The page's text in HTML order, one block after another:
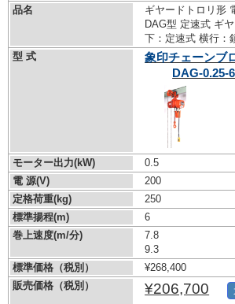
品名
ギヤードトロリ形
DAG型 定速式 ギ
下：定速式 横行：
型 式
象印チェーンブ
DAG-0.25-6
モーター出力(kW)
0.5
電 源(V)
200
定格荷重(kg)
250
標準揚程(m)
6
巻上速度(m/分)
7.8
9.3
標準価格（税別）
¥268,400
販売価格（税別）
¥206,700